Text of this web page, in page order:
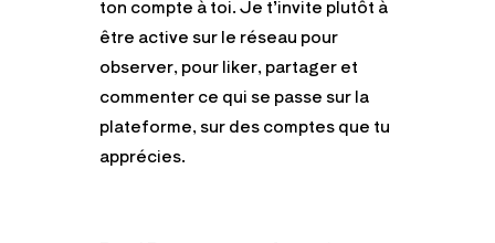
ton compte à toi.Je t’invite plutôt à
être active sur le réseau pour
observer, pour liker, partager et
commenter ce qui se passe sur la
plateforme, sur des comptes que tu
apprécies.